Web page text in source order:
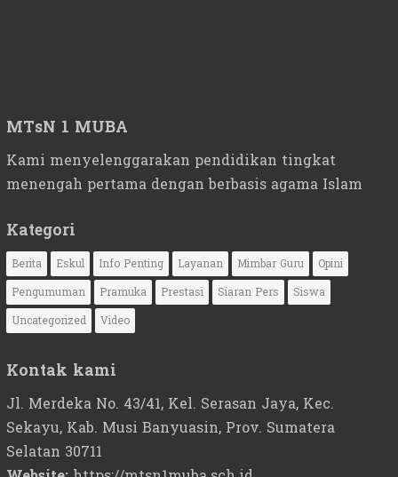
MTsN 1 MUBA
Kami menyelenggarakan pendidikan tingkat
menengah pertama dengan berbasis agama Islam
Kategori
Berita Eskul Info Penting Layanan Mimbar Guru
Opini
Pengumuman
Pramuka Prestasi Siaran Pers
Siswa
Uncategorized
Video
Kontak kami
Jl. Merdeka No. 43/41, Kel. Serasan Jaya, Kec.
Sekayu, Kab. Musi Banyuasin, Prov. Sumatera
Selatan 30711